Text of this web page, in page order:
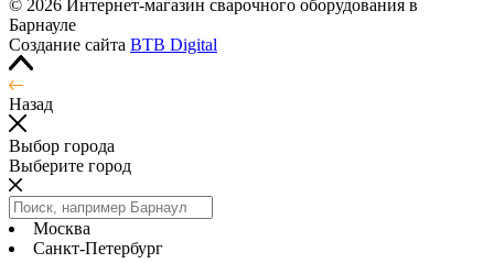
© 2026 Интернет-магазин сварочного оборудования в
Барнауле
Создание сайта BTB Digital
Назад
Выбор города
Выберите город
Москва
Санкт-Петербург